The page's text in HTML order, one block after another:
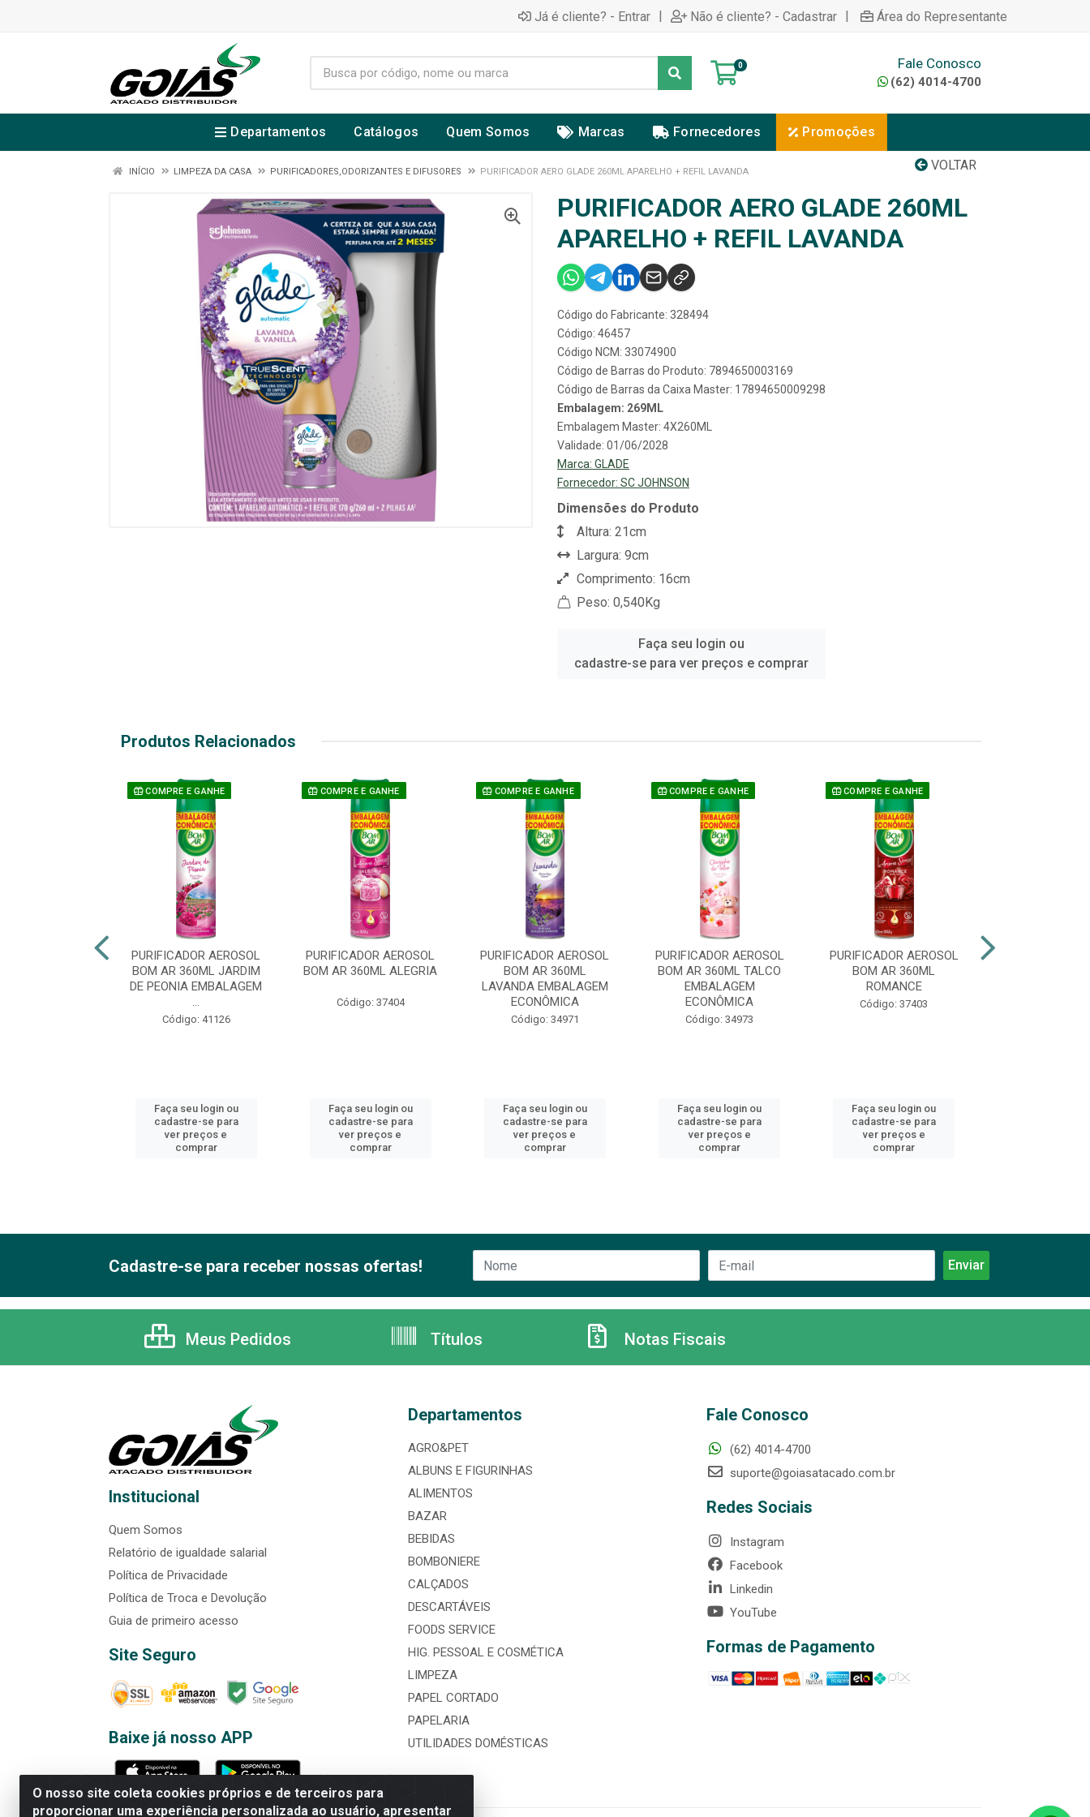
Já é cliente? - Entrar | Não é cliente? - Cadastrar | Área do Representante
0 Fale Conosco
(62) 4014-4700
Departamentos Catálogos Quem Somos Marcas Fornecedores Promoções
VOLTAR
INÍCIO LIMPEZA DA CASA PURIFICADORES,ODORIZANTES E DIFUSORES PURIFICADOR AERO GLADE 260ML APARELHO + REFIL LAVANDA
PURIFICADOR AERO GLADE 260ML
APARELHO + REFIL LAVANDA
Código do Fabricante: 328494
Código: 46457
Código NCM: 33074900
Código de Barras do Produto: 7894650003169
Código de Barras da Caixa Master: 17894650009298
Embalagem: 269ML
Embalagem Master: 4X260ML
Validade: 01/06/2028
Marca: GLADE
Fornecedor: SC JOHNSON
Dimensões do Produto
Altura: 21cm
Largura: 9cm
Comprimento: 16cm
Peso: 0,540Kg
Faça seu login ou
cadastre-se para ver preços e comprar
Produtos Relacionados
COMPRE E GANHE
PURIFICADOR AEROSOL
BOM AR 360ML JARDIM
DE PEONIA EMBALAGEM
...
Código: 41126
Faça seu login ou
cadastre-se para
ver preços e
comprar
COMPRE E GANHE
PURIFICADOR AEROSOL
BOM AR 360ML ALEGRIA
Código: 37404
Faça seu login ou
cadastre-se para
ver preços e
comprar
COMPRE E GANHE
PURIFICADOR AEROSOL
BOM AR 360ML
LAVANDA EMBALAGEM
ECONÔMICA
Código: 34971
Faça seu login ou
cadastre-se para
ver preços e
comprar
COMPRE E GANHE
PURIFICADOR AEROSOL
BOM AR 360ML TALCO
EMBALAGEM
ECONÔMICA
Código: 34973
Faça seu login ou
cadastre-se para
ver preços e
comprar
COMPRE E GANHE
PURIFICADOR AEROSOL
BOM AR 360ML
ROMANCE
Código: 37403
Faça seu login ou
cadastre-se para
ver preços e
comprar
O nosso site coleta cookies próprios e de terceiros para
proporcionar uma experiência personalizada ao usuário, apresentar
Cadastre-se para receber nossas ofertas!
Meus Pedidos Títulos Notas Fiscais
Institucional
Quem Somos
Relatório de igualdade salarial
Política de Privacidade
Política de Troca e Devolução
Guia de primeiro acesso
Site Seguro
Baixe já nosso APP
Departamentos
AGRO&PET
ALBUNS E FIGURINHAS
ALIMENTOS
BAZAR
BEBIDAS
BOMBONIERE
CALÇADOS
DESCARTÁVEIS
FOODS SERVICE
HIG. PESSOAL E COSMÉTICA
LIMPEZA
PAPEL CORTADO
PAPELARIA
UTILIDADES DOMÉSTICAS
Fale Conosco
(62) 4014-4700
suporte@goiasatacado.com.br
Redes Sociais
Instagram
Facebook
Linkedin
YouTube
Formas de Pagamento